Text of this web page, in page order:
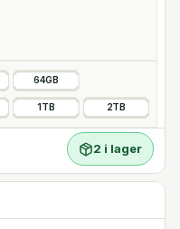
64GB
1TB 2TB
2 i lager